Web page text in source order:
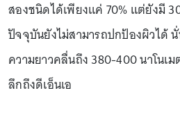
สองชนิดได้เพียงแค่ 70% แต่ยังมี
ปัจจุบันยังไม่สามารถปกป้องผิวได้
ความยาวคลื่นถึง 380-400 นาโนเ
ลึกถึงดีเอ็นเอ